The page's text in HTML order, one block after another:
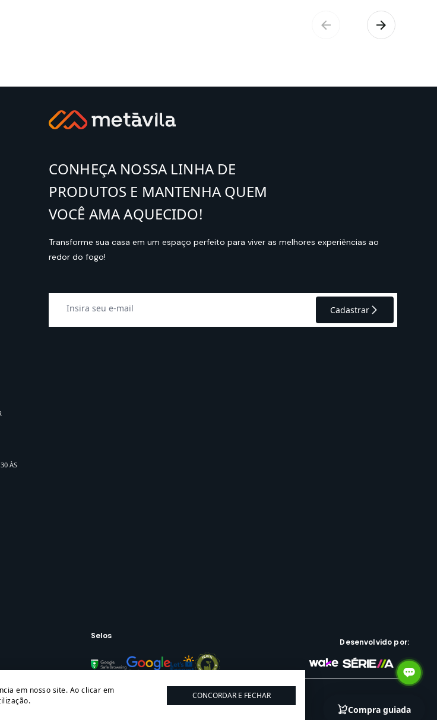
CONHEÇA NOSSA LINHA DE
PRODUTOS E MANTENHA QUEM
VOCÊ AMA AQUECIDO!
Transforme sua casa em um espaço perfeito para viver as melhores experiências ao
redor do fogo!
Cadastrar
ÀS
Selos
Desenvolvido por:
METALURGICA LTDA - CNPJ: 05.991.206/0001-44
em nosso site. Ao clicar em
CONCORDAR E FECHAR
Compra guiada